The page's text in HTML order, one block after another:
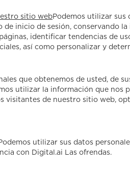
sitio webPodemos utilizar sus
inicio de sesión, conservando
identificar tendencias de
así como personalizar y
que obtenemos de usted, de
utilizar la información que nos
visitantes de nuestro sitio web,
utilizar sus datos
con Digital.ai Las ofrendas.